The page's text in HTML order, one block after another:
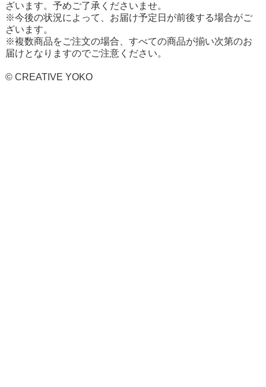
ざいます。予めご了承くださいませ。
※今後の状況によって、お届け予定日が前後する場合がご
ざいます。
※複数商品をご注文の場合、すべての商品が揃い次第のお
届けとなりますのでご注意ください。
© CREATIVE YOKO